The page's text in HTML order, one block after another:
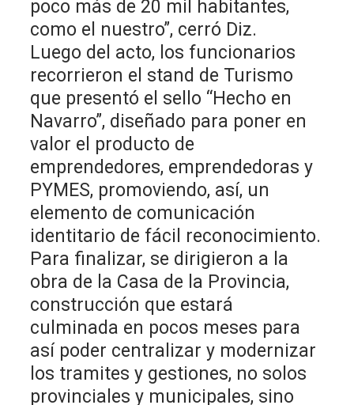
poco más de 20 mil habitantes,
como el nuestro”, cerró Diz.
Luego del acto, los funcionarios
recorrieron el stand de Turismo
que presentó el sello “Hecho en
Navarro”, diseñado para poner en
valor el producto de
emprendedores, emprendedoras y
PYMES, promoviendo, así, un
elemento de comunicación
identitario de fácil reconocimiento.
Para finalizar, se dirigieron a la
obra de la Casa de la Provincia,
construcción que estará
culminada en pocos meses para
así poder centralizar y modernizar
los tramites y gestiones, no solos
provinciales y municipales, sino